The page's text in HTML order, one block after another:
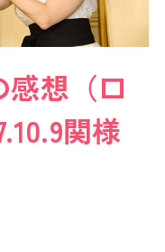
想（口
関様